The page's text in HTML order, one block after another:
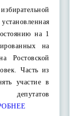
на 1
на
Ростовской
Часть из
участие в
депутатов